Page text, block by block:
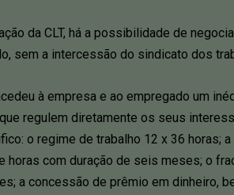
da CLT, há a possibilidade de
sem a intercessão do sindicato dos
à empresa e ao empregado um
regulem diretamente os seus
o regime de trabalho 12 x 36 horas;
horas com duração de seis meses; o
a concessão de prêmio em dinheiro,